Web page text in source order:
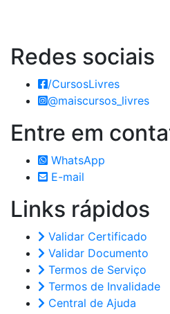
Redes sociais
/CursosLivres
@maiscursos_livres
Entre em
WhatsApp
E-mail
Links rápidos
Validar Certificado
Validar Documento
Termos de Serviço
Termos de Invalidade
Central de Ajuda